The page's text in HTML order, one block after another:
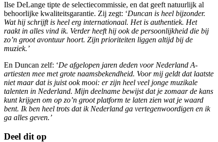
Ilse DeLange tipte de selectiecommissie, en dat geeft natuurlijk al
behoorlijke kwaliteitsgarantie. Zij zegt: ‘Duncan is heel bijzonder.
Wat hij schrijft is heel erg internationaal. Het is authentiek. Het
raakt in alles vind ik. Verder heeft hij ook de persoonlijkheid die bij
zo’n groot avontuur hoort. Zijn prioriteiten liggen altijd bij de
muziek.’
En Duncan zelf: ‘De afgelopen jaren deden voor Nederland A-
artiesten mee met grote naamsbekendheid. Voor mij geldt dat laatste
niet maar dat is juist ook mooi: er zijn heel veel jonge muzikale
talenten in Nederland. Mijn deelname bewijst dat je zomaar de kans
kunt krijgen om op zo’n groot platform te laten zien wat je waard
bent. Ik ben heel trots dat ik Nederland ga vertegenwoordigen en ik
ga alles geven.’
Deel dit op